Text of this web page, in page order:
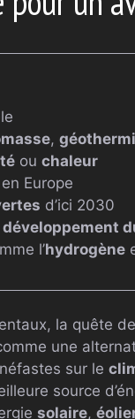
,
ou chaleur
Europe
d’ici 2030
développement
l’hydrogène
la quête
une
sur le
source
solaire,